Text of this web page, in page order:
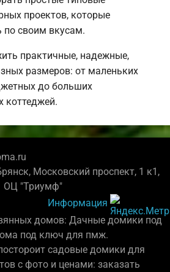
проектов, которые
своим вкусам.
практичные, надежные,
размеров: от маленьких
до больших
коттеджей.
Московский проспект, 1 к1,
ОЦ "Триумф"
Информация
домов: Дачные домики под
под ключ для пмж.
садовые домики для
с фото и ценами: заказать